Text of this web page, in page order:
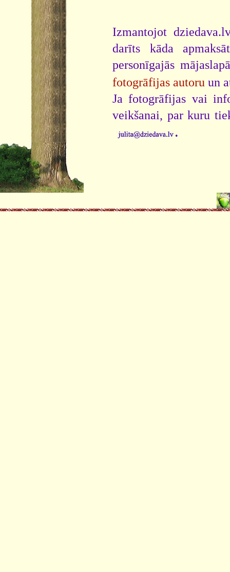
Izmantojot
darīts kāda
personīgajās
fotogrāfijas autoru un
Ja fotogrāfijas vai
veikšanai, par kuru
.